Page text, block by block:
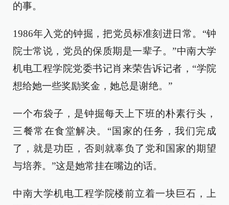
的事。
1986年入党的钟掘，把党员标准刻进日常。“钟
院士常说，党员的保质期是一辈子。”中南大学
机电工程学院党委书记肖来荣告诉记者，“学院
想给她一些奖励奖金，她总是谢绝。”
一个布袋子，是钟掘每天上下班的朴素行头，
三餐常在食堂解决。“国家的任务，我们完成
了，就是功臣，否则就辜负了党和国家的期望
与培养。”这是她常挂在嘴边的话。
中南大学机电工程学院楼前立着一块巨石，上